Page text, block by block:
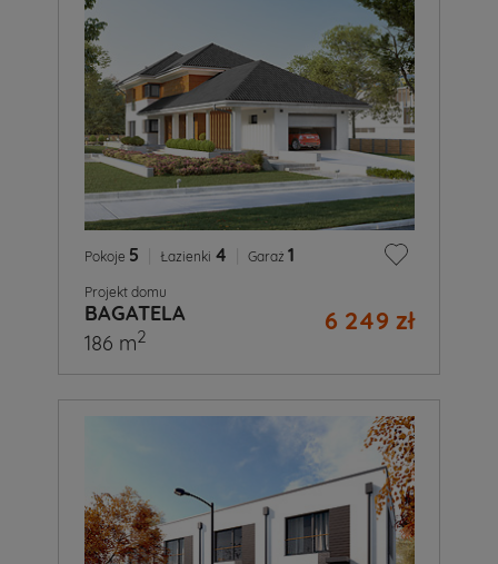
Pokoje 5 Łazienki 4 Garaż 1
Projekt domu
BAGATELA 6 249 zł
186 m2